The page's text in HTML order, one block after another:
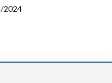
2024